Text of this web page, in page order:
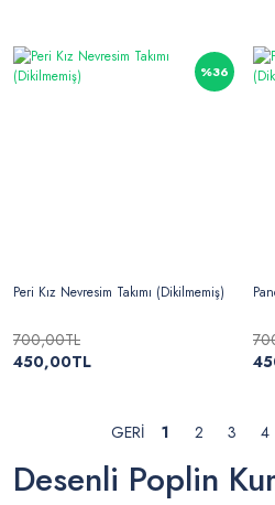
%36
Peri Kız Nevresim Takımı (Dikilmemiş)
700,00TL
450,00TL
1 2 3 4
Desenli Poplin